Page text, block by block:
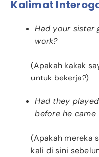
Kalimat
Had your sister
work?
(Apakah kakak
untuk bekerja?)
Had they
before he came
(Apakah mereka
kali di sini